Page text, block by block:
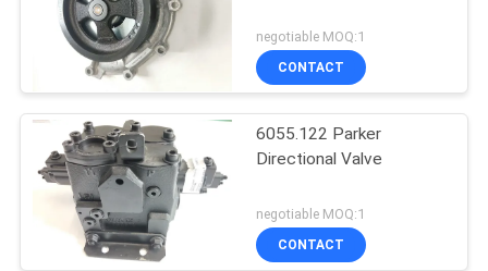
negotiable MOQ:1
CONTACT
6055.122 Parker
Directional Valve
negotiable MOQ:1
CONTACT